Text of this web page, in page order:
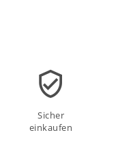
Sicher
einkaufen